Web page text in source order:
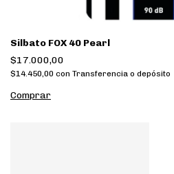
Silbato FOX 40 Pearl
$17.000,00
$14.450,00 con Transferencia o depósito